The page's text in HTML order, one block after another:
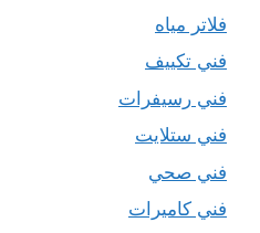
فلاتر مياه
فني تكييف
فني رسيفرات
فني ستلايت
فني صحي
فني كاميرات